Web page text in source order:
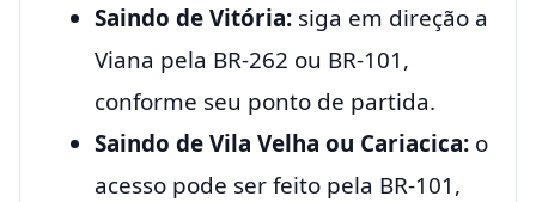
Saindo de Vitória: siga em direção a
Viana pela BR-262 ou BR-101,
conforme seu ponto de partida.
Saindo de Vila Velha ou Cariacica: o
acesso pode ser feito pela BR-101,